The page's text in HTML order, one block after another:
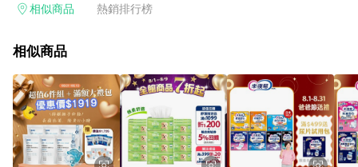
單，若您完成交易後，想下第二張訂單，請重新從LINE購物連結
列商品、Android手機、汽機車、一歲以下嬰兒配方奶粉、醫療器
https://reurl.cc/Gazvnp 5. 蝦皮直營之訂單適用於部分點數紅
包，規範請依該紅包頁說明為主。 6. 點數回饋將依照蝦皮提供扣
除折價券、運費與蝦幣後之最終金額進行計算。 7. 同一商品品項
(即便不同尺寸規格)，皆會計入同一筆返點上限進行計算。 8. 用
戶需於同一瀏覽器進行交易（若自動跳轉 APP，請在 APP交
易）。 9. 若使用不同物流或付款方式，將拆分成不同筆訂單編號
相似商品 熱銷排行榜
相似商品